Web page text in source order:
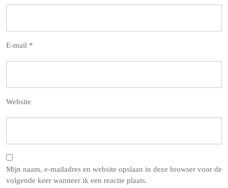
E-mail *
Website
Mijn naam, e-mailadres en website opslaan in deze browser voor de
volgende keer wanneer ik een reactie plaats.